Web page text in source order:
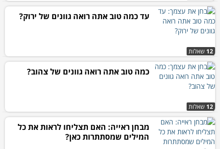
12 שאלות
עד כמה טוב אתה רואה גוונים של ירוק?
12 שאלות
כמה טוב אתה רואה גוונים של צהוב?
מבחן ראייה: האם תצליחו לראות את כל
המילים שמסתתרות כאן?